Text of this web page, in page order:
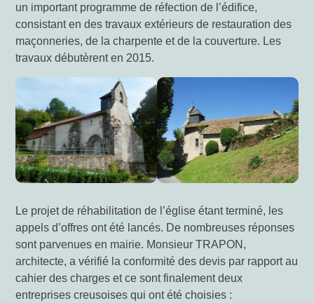
un important programme de réfection de l’édifice,
consistant en des travaux extérieurs de restauration des
maçonneries, de la charpente et de la couverture. Les
travaux débutèrent en 2015.
Le projet de réhabilitation de l’église étant terminé, les
appels d’offres ont été lancés. De nombreuses réponses
sont parvenues en mairie. Monsieur TRAPON,
architecte, a vérifié la conformité des devis par rapport au
cahier des charges et ce sont finalement deux
entreprises creusoises qui ont été choisies :